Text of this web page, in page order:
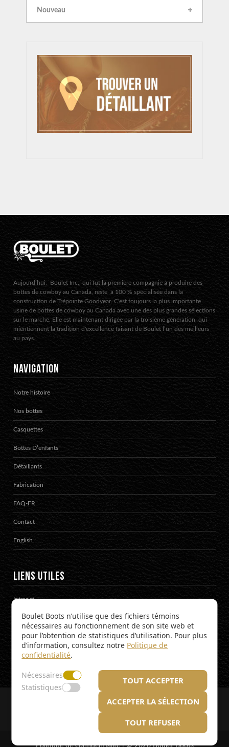
Nouveau
Aujourd’hui, Boulet Inc., qui fut la première compagnie à produire des
bottes de cowboy au Canada, reste à 100 % spécialisée dans la
construction de Trépointe Goodyear. C'est toujours la plus importante
usine de bottes de cowboy au Canada avec une des plus grandes sélections
sur le marché. Elle est maintenant dirigée par la troisième génération, qui
mientiennent la tradition d'excellence faisant de Boulet l’un des meilleurs
au pays.
NAVIGATION
Notre histoire
Nos bottes
Casquettes
Bottes D’enfants
Détaillants
Fabrication
FAQ-FR
Contact
English
LIENS UTILES
Intranet
Catalogues de produits
SUIVEZ-NOUS !
Restez à l’affût des nouveautés
Tous droits réservés. Boulet Boots 2026.
Politique de confidentialité| © 2026 Boulet Boots
Boulet Boots n’utilise que des fichiers témoins
nécessaires au fonctionnement de son site web et
pour l’obtention de statistiques d’utilisation. Pour plus
d’information, consultez notre Politique de
confidentialité.
Nécessaires
Statistiques
TOUT ACCEPTER
ACCEPTER LA SÉLECTION
TOUT REFUSER